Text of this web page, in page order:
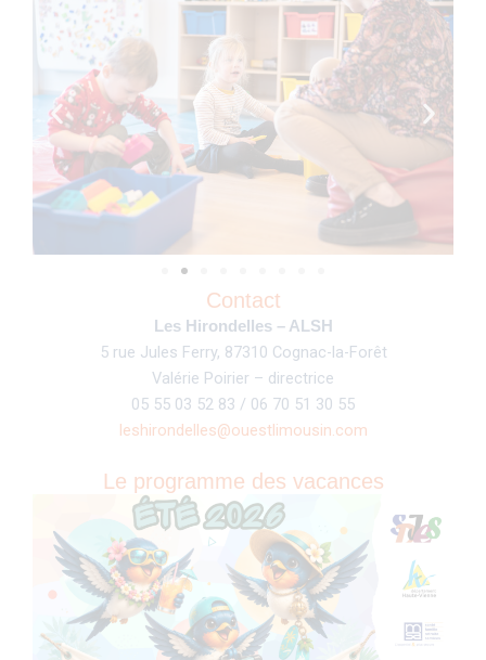
Contact
Les Hirondelles – ALSH
5 rue Jules Ferry, 87310 Cognac-la-Forêt
Valérie Poirier – directrice
05 55 03 52 83 / 06 70 51 30 55
leshirondelles@ouestlimousin.com
Le programme des vacances